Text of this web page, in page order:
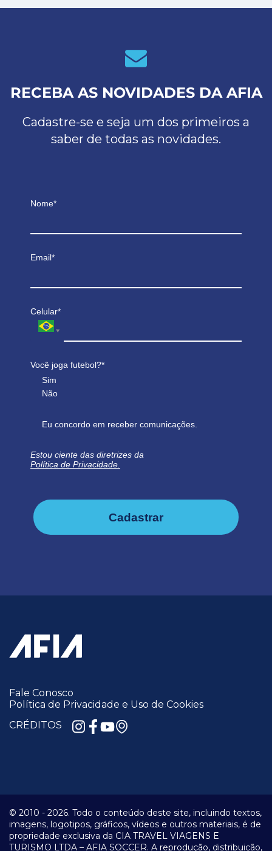
RECEBA AS NOVIDADES DA AFIA
Cadastre-se e seja um dos primeiros a
saber de todas as novidades.
Nome*
Email*
Celular*
Você joga futebol?*
Sim
Não
Eu concordo em receber comunicações.
Estou ciente das diretrizes da
Política de Privacidade.
Cadastrar
Fale Conosco
Política de Privacidade e Uso de Cookies
CRÉDITOS
© 2010 - 2026. Todo o conteúdo deste site, incluindo textos,
imagens, logotipos, gráficos, vídeos e outros materiais, é de
propriedade exclusiva da CIA TRAVEL VIAGENS E
TURISMO LTDA – AFIA SOCCER. A reprodução, distribuição,